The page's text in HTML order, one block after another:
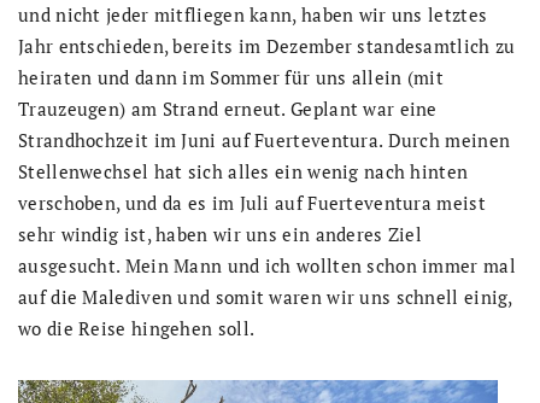
und nicht jeder mitfliegen kann, haben wir uns letztes
Jahr entschieden, bereits im Dezember standesamtlich zu
heiraten und dann im Sommer für uns allein (mit
Trauzeugen) am Strand erneut. Geplant war eine
Strandhochzeit im Juni auf Fuerteventura. Durch meinen
Stellenwechsel hat sich alles ein wenig nach hinten
verschoben, und da es im Juli auf Fuerteventura meist
sehr windig ist, haben wir uns ein anderes Ziel
ausgesucht. Mein Mann und ich wollten schon immer mal
auf die Malediven und somit waren wir uns schnell einig,
wo die Reise hingehen soll.